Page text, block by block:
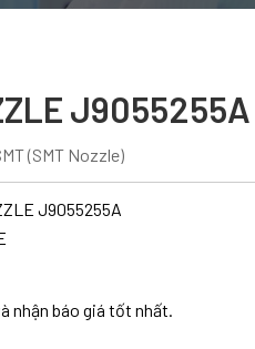
J9055255A
(SMT Nozzle)
J9055255A
nhận báo giá tốt nhất.